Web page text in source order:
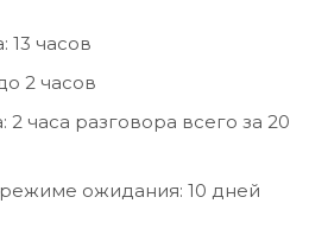
13 часов
2 часов
2 часа разговора всего за 20
ожидания: 10 дней